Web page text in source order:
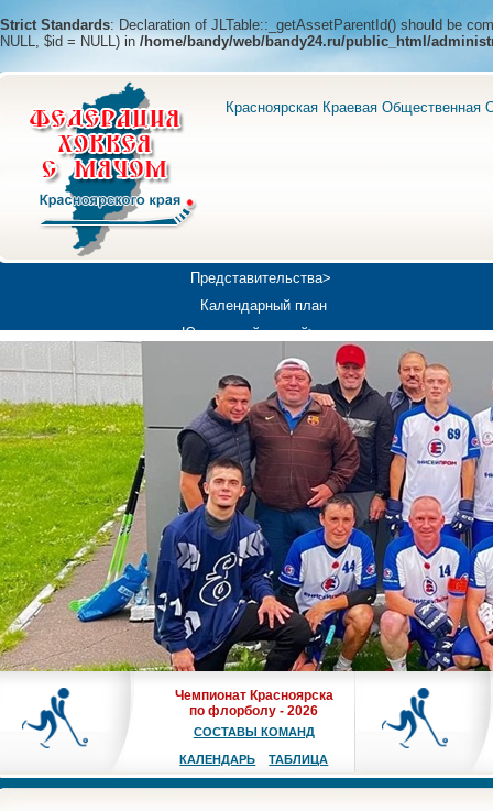
Strict Standards: Declaration of JLTable::_getAssetParentId() should be
NULL, $id = NULL) in /home/bandy/web/bandy24.ru/public_html/
Красноярская Краевая Общественная
Представительства>
Календарный план
Юношеский хоккей>
Медиа>
Чемпионат Красноярска
по флорболу - 2026
СОСТАВЫ КОМАНД
КАЛЕНДАРЬ ТАБЛИЦА